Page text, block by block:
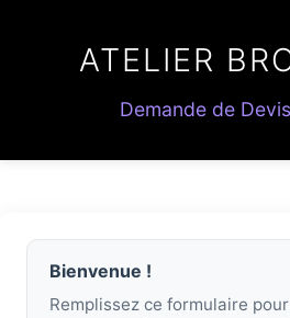
ATELIER
Demande de
Bienvenue !
Remplissez ce formulaire